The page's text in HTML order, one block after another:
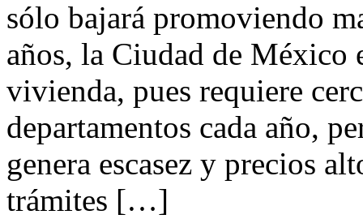
sólo bajará promoviendo
años, la Ciudad de México
vivienda, pues requiere
departamentos cada año,
genera escasez y precios
trámites […]